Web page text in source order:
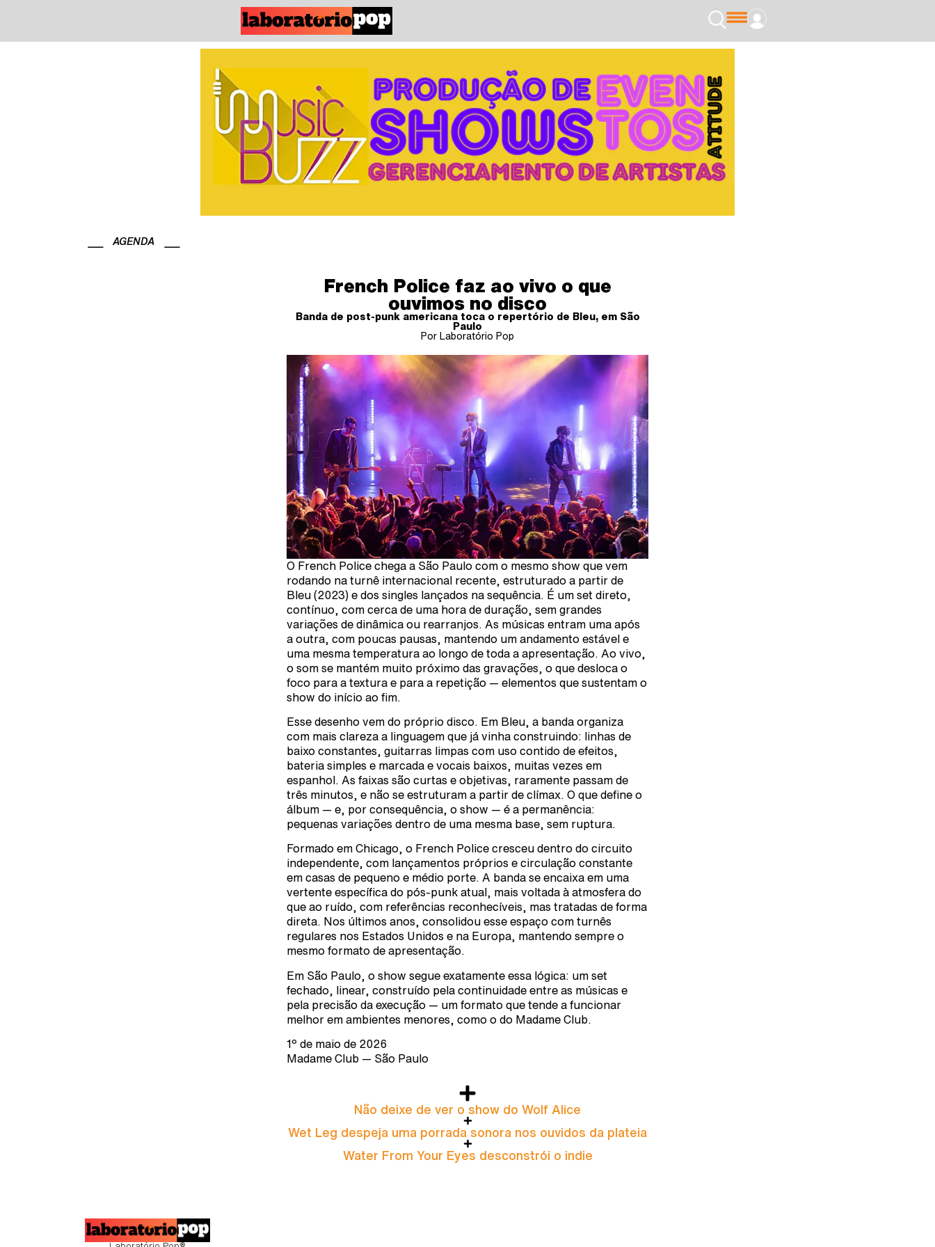
AGENDA
French Police faz ao vivo o que
ouvimos no disco
Banda de post-punk americana toca o repertório de Bleu, em São
Paulo
Por Laboratório Pop
O French Police chega a São Paulo com o mesmo show que vem
rodando na turnê internacional recente, estruturado a partir de
Bleu (2023) e dos singles lançados na sequência. É um set direto,
contínuo, com cerca de uma hora de duração, sem grandes
variações de dinâmica ou rearranjos. As músicas entram uma após
a outra, com poucas pausas, mantendo um andamento estável e
uma mesma temperatura ao longo de toda a apresentação. Ao vivo,
o som se mantém muito próximo das gravações, o que desloca o
foco para a textura e para a repetição — elementos que sustentam o
show do início ao fim.
Esse desenho vem do próprio disco. Em Bleu, a banda organiza
com mais clareza a linguagem que já vinha construindo: linhas de
baixo constantes, guitarras limpas com uso contido de efeitos,
bateria simples e marcada e vocais baixos, muitas vezes em
espanhol. As faixas são curtas e objetivas, raramente passam de
três minutos, e não se estruturam a partir de clímax. O que define o
álbum — e, por consequência, o show — é a permanência:
pequenas variações dentro de uma mesma base, sem ruptura.
Formado em Chicago, o French Police cresceu dentro do circuito
independente, com lançamentos próprios e circulação constante
em casas de pequeno e médio porte. A banda se encaixa em uma
vertente específica do pós-punk atual, mais voltada à atmosfera do
que ao ruído, com referências reconhecíveis, mas tratadas de forma
direta. Nos últimos anos, consolidou esse espaço com turnês
regulares nos Estados Unidos e na Europa, mantendo sempre o
mesmo formato de apresentação.
Em São Paulo, o show segue exatamente essa lógica: um set
fechado, linear, construído pela continuidade entre as músicas e
pela precisão da execução — um formato que tende a funcionar
melhor em ambientes menores, como o do Madame Club.
1º de maio de 2026
Madame Club — São Paulo
Não deixe de ver o show do Wolf Alice
Wet Leg despeja uma porrada sonora nos ouvidos da plateia
Water From Your Eyes desconstrói o indie